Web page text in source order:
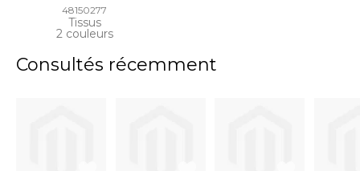
48150277
Tissus
2 couleurs
Consultés récemment